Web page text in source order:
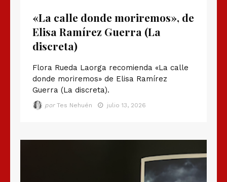
«La calle donde moriremos», de
Elisa Ramírez Guerra (La
discreta)
Flora Rueda Laorga recomienda «La calle
donde moriremos» de Elisa Ramírez
Guerra (La discreta).
por Tes Nehuén julio 13, 2026